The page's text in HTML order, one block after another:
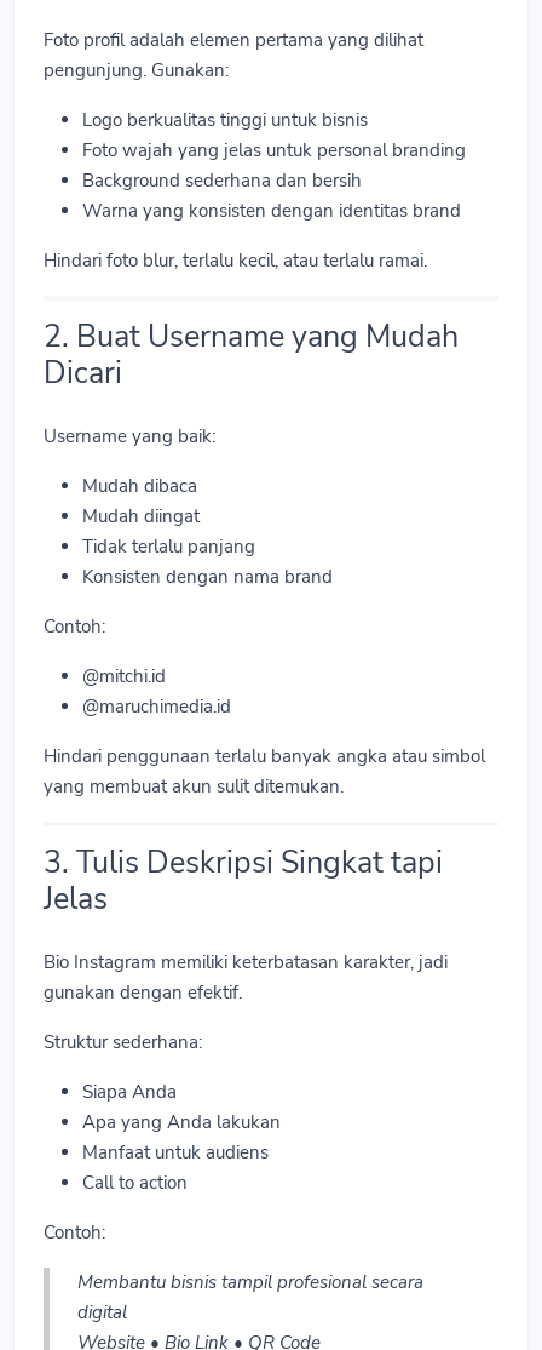
Foto profil adalah elemen pertama yang dilihat
pengunjung. Gunakan:
Logo berkualitas tinggi untuk bisnis
Foto wajah yang jelas untuk personal branding
Background sederhana dan bersih
Warna yang konsisten dengan identitas brand
Hindari foto blur, terlalu kecil, atau terlalu ramai.
2. Buat Username yang Mudah
Dicari
Username yang baik:
Mudah dibaca
Mudah diingat
Tidak terlalu panjang
Konsisten dengan nama brand
Contoh:
@mitchi.id
@maruchimedia.id
Hindari penggunaan terlalu banyak angka atau simbol
yang membuat akun sulit ditemukan.
3. Tulis Deskripsi Singkat tapi
Jelas
Bio Instagram memiliki keterbatasan karakter, jadi
gunakan dengan efektif.
Struktur sederhana:
Siapa Anda
Apa yang Anda lakukan
Manfaat untuk audiens
Call to action
Contoh:
Membantu bisnis tampil profesional secara
digital
Website • Bio Link • QR Code